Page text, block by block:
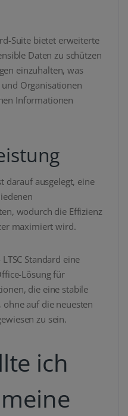
Suite bietet erweiterte
Daten zu schützen
einzuhalten, was
Organisationen
Informationen
darauf ausgelegt, eine
wodurch die Effizienz
maximiert wird.
Standard eine
Lösung für
die eine stabile
auf die neuesten
zu sein.
ich